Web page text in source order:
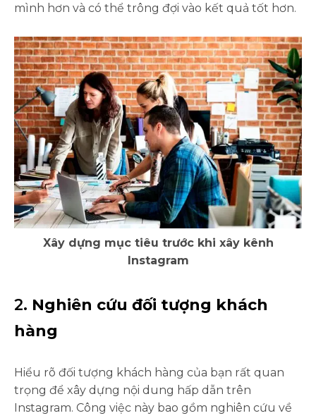
mình hơn và có thể trông đợi vào kết quả tốt hơn.
Xây dựng mục tiêu trước khi xây kênh
Instagram
2. Nghiên cứu đối tượng khách
hàng
Hiểu rõ đối tượng khách hàng của bạn rất quan
trọng để xây dựng nội dung hấp dẫn trên
Instagram. Công việc này bao gồm nghiên cứu về